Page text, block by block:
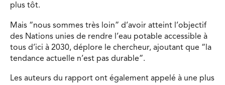
plus tôt.
Mais “nous sommes très loin” d’avoir atteint l’objectif
des Nations unies de rendre l’eau potable accessible à
tous d’ici à 2030, déplore le chercheur, ajoutant que “la
tendance actuelle n’est pas durable”.
Les auteurs du rapport ont également appelé à une plus